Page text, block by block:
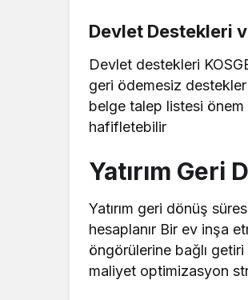
Devlet Destekleri
Devlet destekleri
geri ödemesiz
belge talep listesi önem
hafifletebilir
Yatırım Geri
Yatırım geri dönüş
hesaplanır Bir ev inşa
öngörülerine bağlı getiri
maliyet optimizasyon